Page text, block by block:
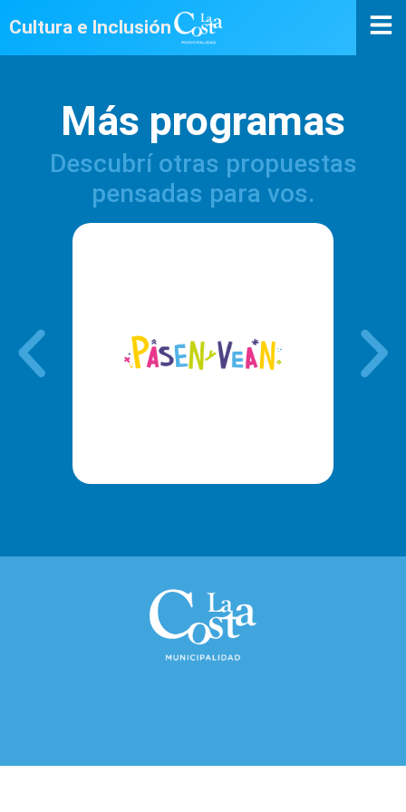
Cultura e Inclusión
Más programas
Descubrí otras propuestas
pensadas para vos.